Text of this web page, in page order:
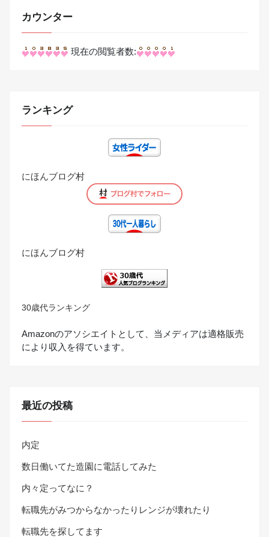
カウンター
現在の閲覧者数:
ランキング
にほんブログ村
にほんブログ村
30歳代ランキング
Amazonのアソシエイトとして、当メディアは適格販売
により収入を得ています。
最近の投稿
内定
数日働いてた造園に電話してみた
内々定ってなに？
転職先がみつからなかったりレンジが壊れたり
転職先を探してます